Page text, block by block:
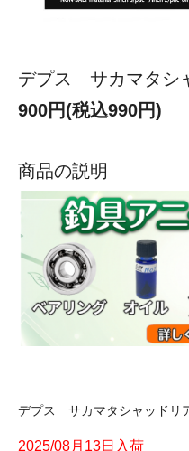
デプス サカマタシ
900円(税込990円)
商品の説明
デプス サカマタシャッドリ
2025/08月13日入荷